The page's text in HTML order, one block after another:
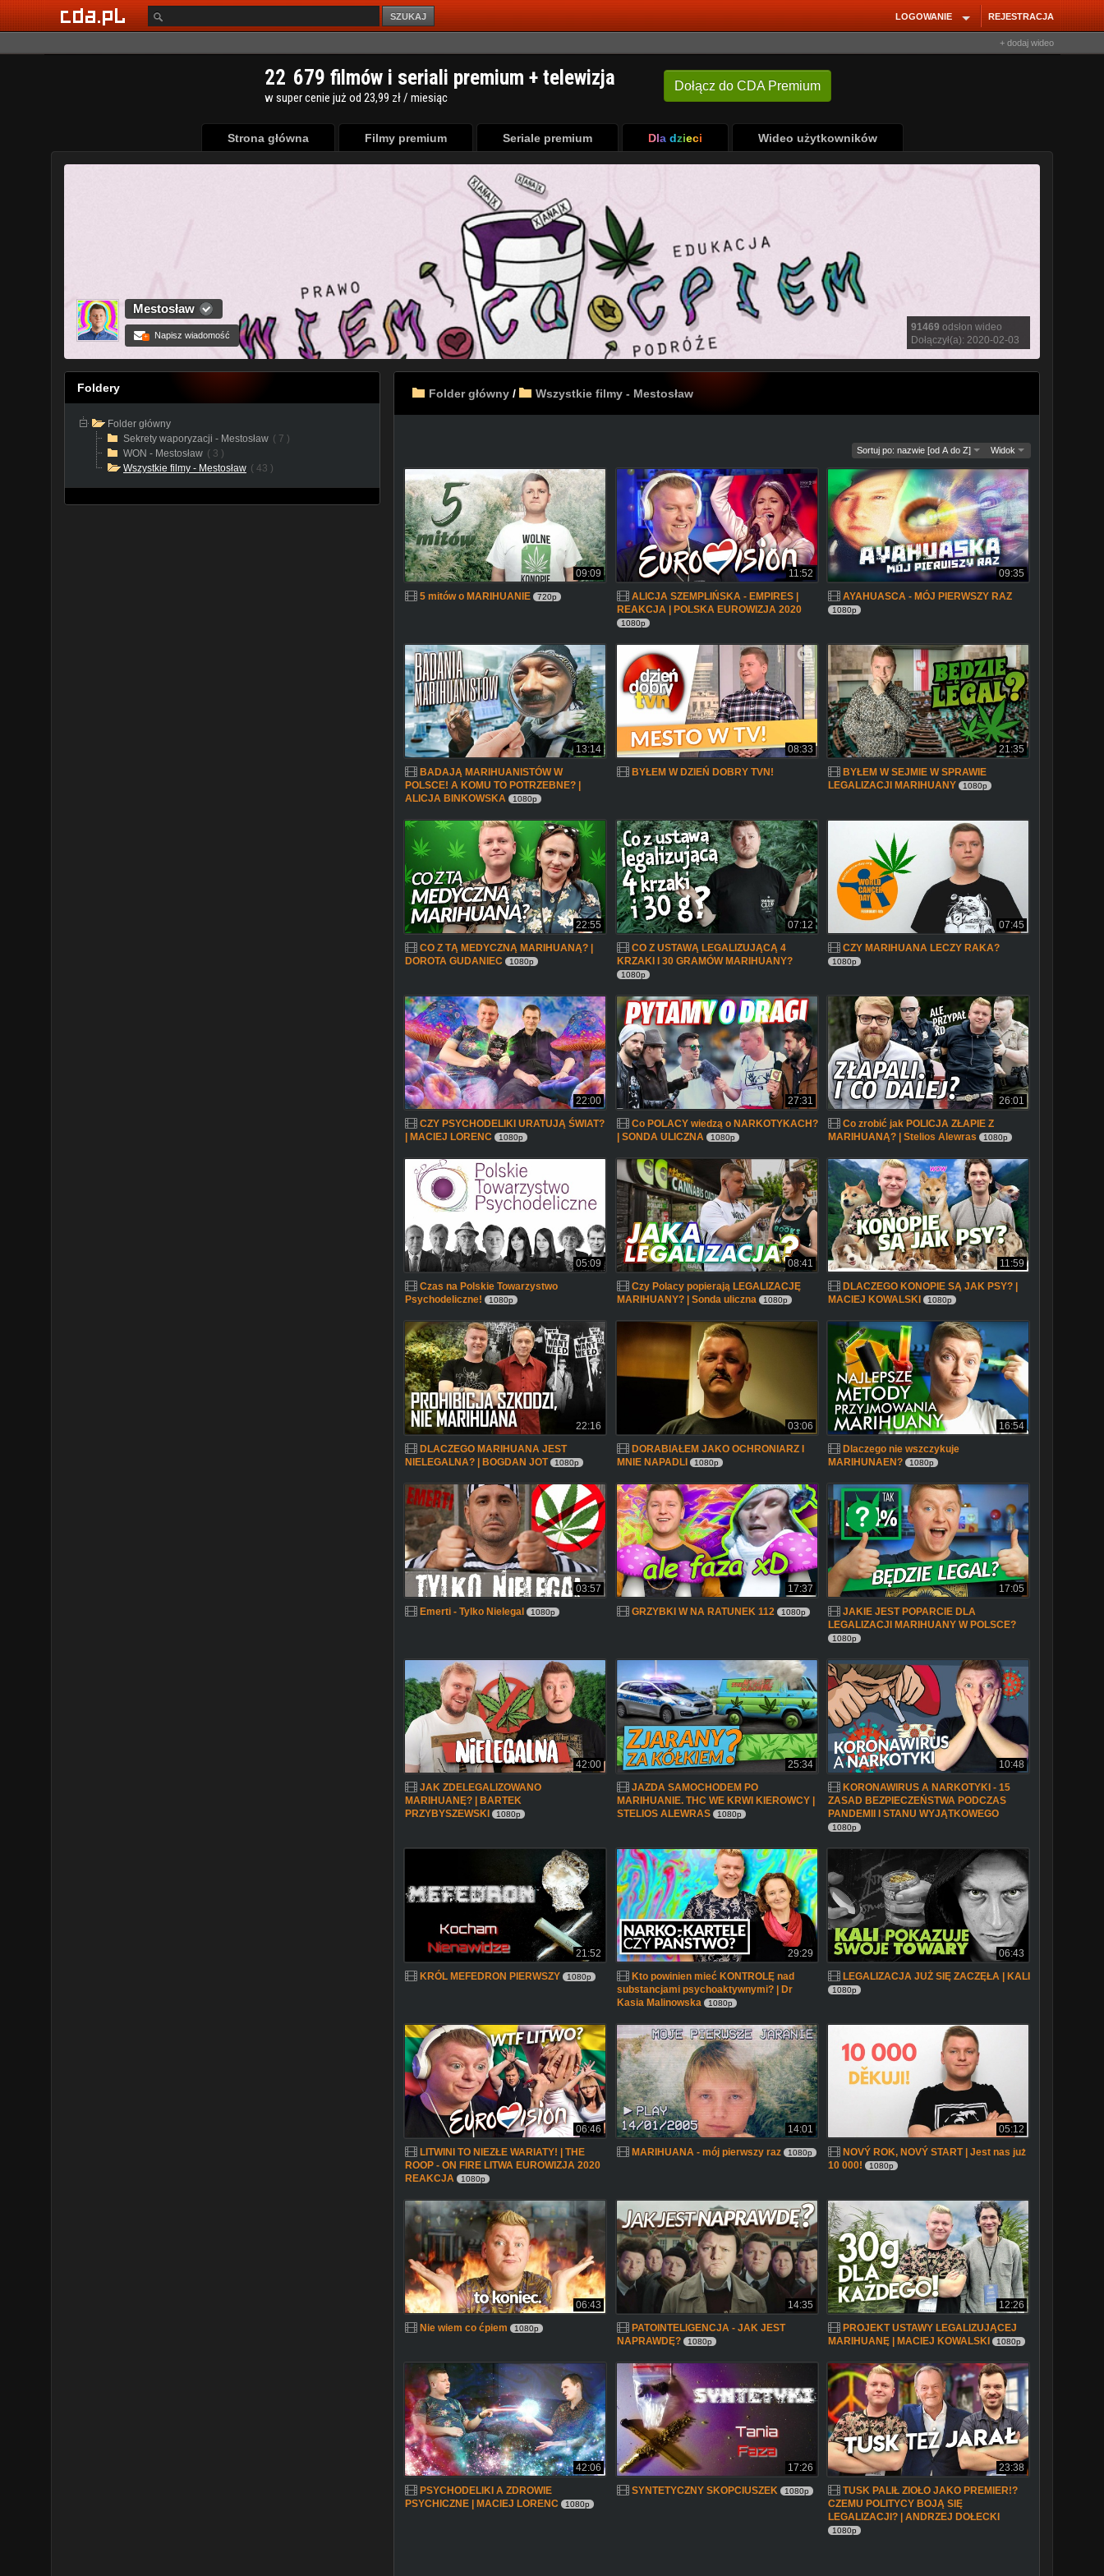
SZUKAJ LOGOWANIE REJESTRACJA
+ dodaj wideo
Strona główna Filmy premium Seriale premium Dla dzieci Wideo użytkowników
Mestosław
+ Napisz wiadomość
91469 odsłon wideo
Dołączył(a): 2020-02-03
Foldery
Folder główny
Sekrety waporyzacji - Mestosław ( 7 )
WON - Mestosław ( 3 )
Wszystkie filmy - Mestosław ( 43 )
Folder główny / Wszystkie filmy - Mestosław
Sortuj po: nazwie [od A do Z] Widok
09:09
5 mitów o MARIHUANIE
720p
11:52
ALICJA SZEMPLIŃSKA - EMPIRES |
REAKCJA | POLSKA EUROWIZJA 2020
1080p
09:35
AYAHUASCA - MÓJ PIERWSZY RAZ
1080p
13:14
BADAJĄ MARIHUANISTÓW W
POLSCE! A KOMU TO POTRZEBNE? |
ALICJA BINKOWSKA
1080p
08:33
BYŁEM W DZIEŃ DOBRY TVN!
21:35
BYŁEM W SEJMIE W SPRAWIE
LEGALIZACJI MARIHUANY
1080p
22:55
CO Z TĄ MEDYCZNĄ MARIHUANĄ? |
DOROTA GUDANIEC
1080p
07:12
CO Z USTAWĄ LEGALIZUJĄCĄ 4
KRZAKI I 30 GRAMÓW MARIHUANY?
1080p
07:45
CZY MARIHUANA LECZY RAKA?
1080p
22:00
CZY PSYCHODELIKI URATUJĄ ŚWIAT?
| MACIEJ LORENC
1080p
27:31
Co POLACY wiedzą o NARKOTYKACH?
| SONDA ULICZNA
1080p
26:01
Co zrobić jak POLICJA ZŁAPIE Z
MARIHUANĄ? | Stelios Alewras
1080p
05:09
Czas na Polskie Towarzystwo
Psychodeliczne!
1080p
08:41
Czy Polacy popierają LEGALIZACJĘ
MARIHUANY? | Sonda uliczna
1080p
11:59
DLACZEGO KONOPIE SĄ JAK PSY? |
MACIEJ KOWALSKI
1080p
22:16
DLACZEGO MARIHUANA JEST
NIELEGALNA? | BOGDAN JOT
1080p
03:06
DORABIAŁEM JAKO OCHRONIARZ I
MNIE NAPADLI
1080p
16:54
Dlaczego nie wszczykuje
MARIHUNAEN?
1080p
03:57
Emerti - Tylko Nielegal
1080p
17:37
GRZYBKI W NA RATUNEK 112
1080p
17:05
JAKIE JEST POPARCIE DLA
LEGALIZACJI MARIHUANY W POLSCE?
1080p
42:00
JAK ZDELEGALIZOWANO
MARIHUANĘ? | BARTEK
PRZYBYSZEWSKI
1080p
25:34
JAZDA SAMOCHODEM PO
MARIHUANIE. THC WE KRWI KIEROWCY |
STELIOS ALEWRAS
1080p
10:48
KORONAWIRUS A NARKOTYKI - 15
ZASAD BEZPIECZEŃSTWA PODCZAS
PANDEMII I STANU WYJĄTKOWEGO
1080p
21:52
KRÓL MEFEDRON PIERWSZY
1080p
29:29
Kto powinien mieć KONTROLĘ nad
substancjami psychoaktywnymi? | Dr
Kasia Malinowska
1080p
06:43
LEGALIZACJA JUŻ SIĘ ZACZĘŁA | KALI
1080p
06:46
LITWINI TO NIEZŁE WARIATY! | THE
ROOP - ON FIRE LITWA EUROWIZJA 2020
REAKCJA
1080p
14:01
MARIHUANA - mój pierwszy raz
1080p
05:12
NOVÝ ROK, NOVÝ START | Jest nas już
10 000!
1080p
06:43
Nie wiem co ćpiem
1080p
14:35
PATOINTELIGENCJA - JAK JEST
NAPRAWDĘ?
1080p
12:26
PROJEKT USTAWY LEGALIZUJĄCEJ
MARIHUANĘ | MACIEJ KOWALSKI
1080p
42:06
PSYCHODELIKI A ZDROWIE
PSYCHICZNE | MACIEJ LORENC
1080p
17:26
SYNTETYCZNY SKOPCIUSZEK
1080p
23:38
TUSK PALIŁ ZIOŁO JAKO PREMIER!?
CZEMU POLITYCY BOJĄ SIĘ
LEGALIZACJI? | ANDRZEJ DOŁECKI
1080p